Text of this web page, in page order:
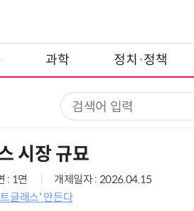
과학 정치·정책
시장 규묘
: 1면
개제일자 : 2026.04.15
글래스' 만든다